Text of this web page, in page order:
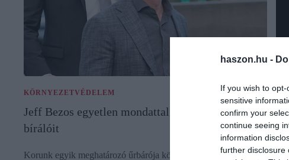
haszon.hu -
If you wish to
sensitive
confirm your
continue seeing
information
further disclosure
KÖRNYEZETVÉDELEM
Jeff Bezos egyetlen mondattal tette helyre a
bírálóit
Korunk egyik meghatározó űrbárója köztudottan rengeteg pénzt
Az